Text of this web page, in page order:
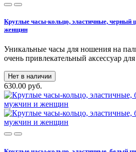
Круглые часы-кольцо, эластичные, черный
женщин
Уникальные часы для ношения на
очень привлекательный аксессуар
Нет в наличии
630.00 руб.